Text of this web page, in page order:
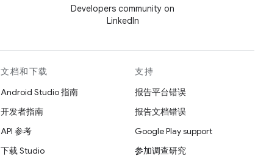
Developers community on
LinkedIn
文档和下载
Android Studio 指南
开发者指南
API 参考
下载 Studio
支持
报告平台错误
报告文档错误
Google Play support
参加调查研究